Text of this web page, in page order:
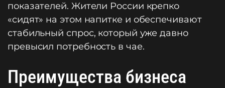
показателей. Жители России крепко
«сидят» на этом напитке и обеспечивают
стабильный спрос, который уже давно
превысил потребность в чае.
Преимущества бизнеса